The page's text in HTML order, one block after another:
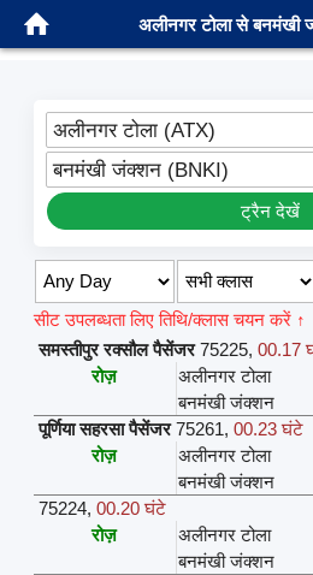
अलीनगर टोला से बनमंखी
अलीनगर टोला (ATX)
बनमंखी जंक्शन (BNKI)
ट्रैन देखें
सीट उपलब्धता लिए तिथि/क्लास चयन करें ↑
समस्तीपुर रक्सौल पैसेंजर 75225, 00.17
रोज़
अलीनगर टोला
बनमंखी जंक्शन
पूर्णिया सहरसा पैसेंजर 75261, 00.23 घंटे
रोज़
अलीनगर टोला
बनमंखी जंक्शन
75224, 00.20 घंटे
रोज़
अलीनगर टोला
बनमंखी जंक्शन